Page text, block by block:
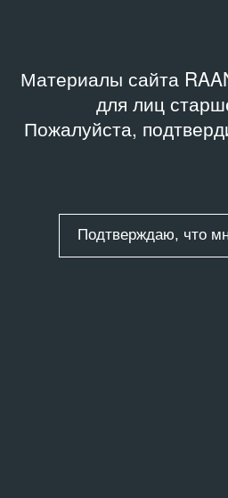
Материалы сайта
для лиц
Пожалуйста,
Подтверждаю, что